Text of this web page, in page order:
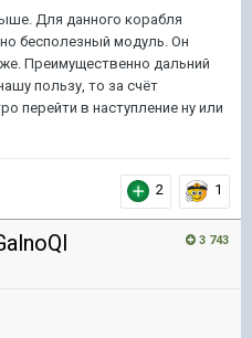
Для данного корабля
бесполезный модуль. Он
Преимущественно дальний
пользу, то за счёт
перейти в наступление ну или
2 1
3 743